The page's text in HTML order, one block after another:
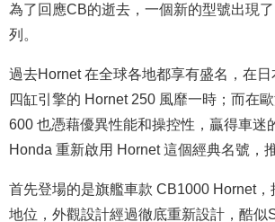
為了回應CB的逝去，一個新的型號出現
列。
過去Hornet 在全球各地都享有盛名，在日
四缸引擎的 Hornet 250 風靡一時；而在
600 也憑藉優異性能和操控性，贏得車迷
Honda 重新啟用 Hornet 這個經典名號，
首先登場的是旗艦車款 CB1000 Hornet
地位，外觀設計經過徹底重新設計， 酷似